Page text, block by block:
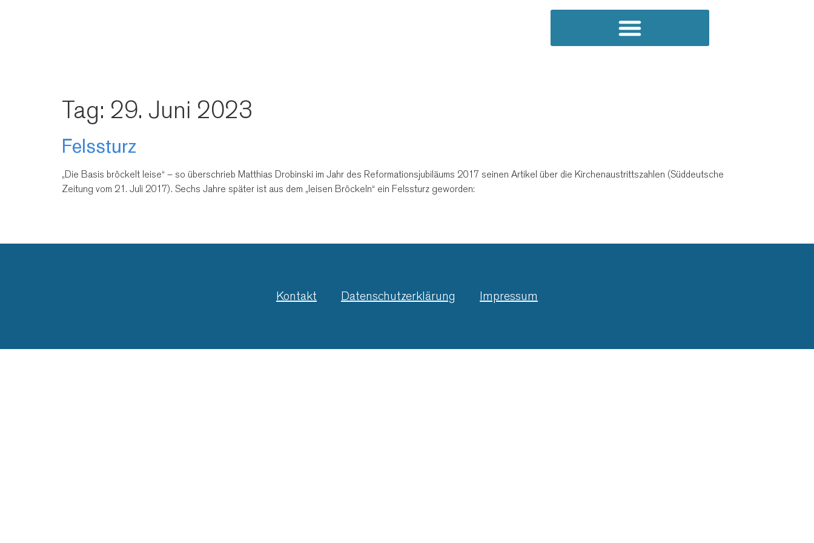
Tag: 29. Juni 2023
Felssturz
„Die Basis bröckelt leise“ – so überschrieb Matthias Drobinski im Jahr des Reformationsjubiläums 2017 seinen Artikel über die Kirchenaustrittszahlen (Süddeutsche
Zeitung vom 21. Juli 2017). Sechs Jahre später ist aus dem „leisen Bröckeln“ ein Felssturz geworden:
Kontakt Datenschutzerklärung Impressum